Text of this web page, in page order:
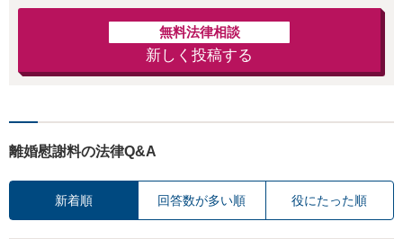
無料法律相談
新しく投稿する
離婚慰謝料の法律Q&A
新着順 回答数が多い順 役にたった順